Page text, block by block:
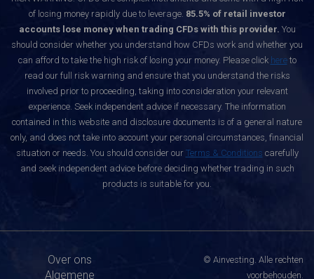
of losing money rapidly due to leverage. 85.5% of retail investor
accounts lose money when trading CFDs with this provider. You
should consider whether you understand how CFDs work and whether you
can afford to take the high risk of losing your money. Please click hereto
read our full risk warning and ensure that you understand the risks
involved prior to proceeding, taking into consideration your relevant
experience. Seek independent advice if necessary. The information
contained in this website and disclosure documents is of a general nature
only, and does not take into account your personal circumstances, financial
situation or needs. You should consider our Terms & Conditions carefully
and seek independent advice before deciding whether trading in such
products is suitable for you.
Over ons
Algemene
© Ainvesting. Alle rechten
voorbehouden.